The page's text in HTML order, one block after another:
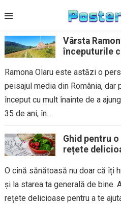
to
Vârsta
începuturile
Ramona Olaru este astăzi o
peisajul media din România, dar
început cu mult înainte de a
35 de ani, în...
Ghid pentru
rețete
O cină sănătoasă nu doar că îți
și la starea ta generală de bine.
rețete delicioase pentru a te